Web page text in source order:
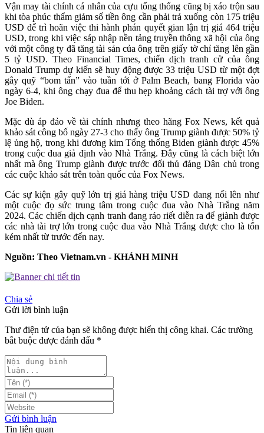
Vận may tài chính cá nhân của cựu tổng thống cũng bị xáo trộn sau
khi tòa phúc thẩm giảm số tiền ông cần phải trả xuống còn 175 triệu
USD để trì hoãn việc thi hành phán quyết gian lận trị giá 464 triệu
USD, trong khi việc sáp nhập nền tảng truyền thông xã hội của ông
với một công ty đã tăng tài sản của ông trên giấy tờ chỉ tăng lên gần
5 tỷ USD. Theo Financial Times, chiến dịch tranh cử của ông
Donald Trump dự kiến sẽ huy động được 33 triệu USD từ một đợt
gây quỹ “bom tấn” vào tuần tới ở Palm Beach, bang Florida vào
ngày 6-4, khi ông chạy đua để thu hẹp khoảng cách tài trợ với ông
Joe Biden.
Mặc dù áp đảo về tài chính nhưng theo hãng Fox News, kết quả
khảo sát công bố ngày 27-3 cho thấy ông Trump giành được 50% tỷ
lệ ủng hộ, trong khi đương kim Tổng thống Biden giành được 45%
trong cuộc đua giả định vào Nhà Trắng. Đây cũng là cách biệt lớn
nhất mà ông Trump giành được trước đối thủ đảng Dân chủ trong
các cuộc khảo sát trên toàn quốc của Fox News.
Các sự kiện gây quỹ lớn trị giá hàng triệu USD đang nổi lên như
một cuộc đọ sức trung tâm trong cuộc đua vào Nhà Trắng năm
2024. Các chiến dịch cạnh tranh đang ráo riết diễn ra để giành được
các nhà tài trợ lớn trong cuộc đua vào Nhà Trắng được cho là tốn
kém nhất từ ​​trước đến nay.
Nguồn: Theo Vietnam.vn - KHÁNH MINH
Chia sẻ
Gửi lời bình luận
Thư điện tử của bạn sẽ không được hiển thị công khai. Các trường
bắt buộc được đánh dấu *
Gửi bình luận
Tin liên quan